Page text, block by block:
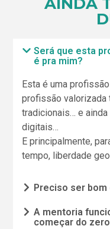
Será que esta
é pra mim?
Esta é uma
profissão valorizada
tradicionais… e
digitais…
E principalmente,
tempo, liberdade
Preciso ser
A mentoria
começar do